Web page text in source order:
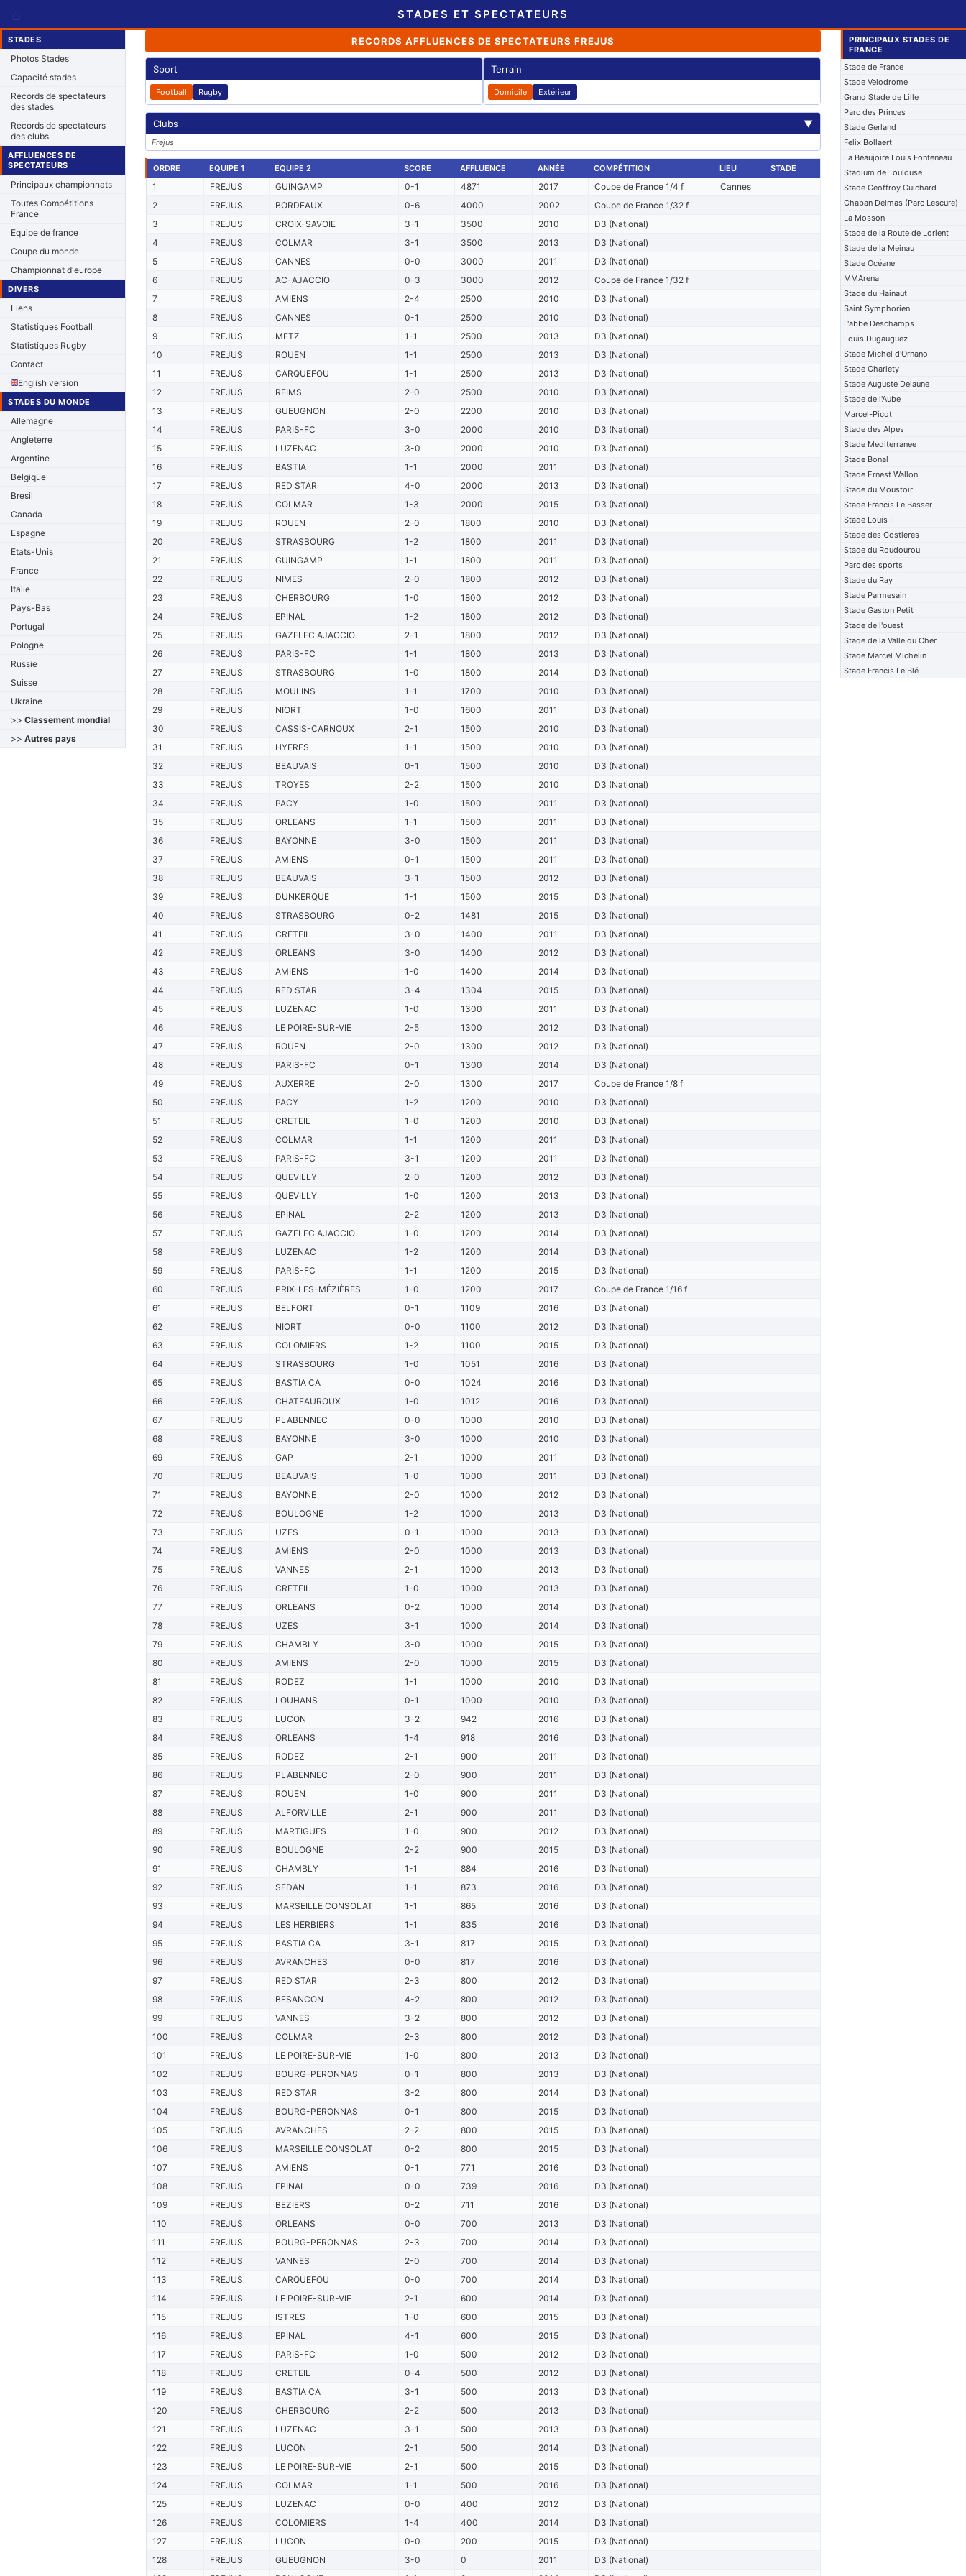
STADES ET SPECTATEURS
STADES
Photos Stades
Capacité stades
Records de spectateurs
des stades
Records de spectateurs
des clubs
AFFLUENCES DE
SPECTATEURS
Principaux championnats
Toutes Compétitions
France
Equipe de france
Coupe du monde
Championnat d'europe
DIVERS
Liens
Statistiques Football
Statistiques Rugby
Contact
English version
STADES DU MONDE
Allemagne
Angleterre
Argentine
Belgique
Bresil
Canada
Espagne
Etats-Unis
France
Italie
Pays-Bas
Portugal
Pologne
Russie
Suisse
Ukraine
>> Classement mondial
>> Autres pays
RECORDS AFFLUENCES DE SPECTATEURS FREJUS
Sport
Football Rugby
Terrain
Domicile Extérieur
Clubs ▼
Frejus
ORDRE EQUIPE 1 EQUIPE 2 SCORE AFFLUENCE ANNÉE COMPÉTITION LIEU STADE
1 FREJUS GUINGAMP 0-1 4871 2017 Coupe de France 1/4 f
Cannes
2
FREJUS BORDEAUX 0-6 4000 2002
Coupe de France 1/32 f
3
FREJUS CROIX-SAVOIE 3-1 3500 2010
D3 (National)
4
FREJUS COLMAR 3-1 3500 2013
D3 (National)
5
FREJUS CANNES 0-0 3000 2011
D3 (National)
6
FREJUS AC-AJACCIO 0-3 3000 2012
Coupe de France 1/32 f
7
FREJUS AMIENS 2-4 2500 2010
D3 (National)
8
FREJUS CANNES 0-1 2500 2010
D3 (National)
9
FREJUS METZ 1-1 2500 2013
D3 (National)
10
FREJUS ROUEN 1-1 2500 2013
D3 (National)
11
FREJUS CARQUEFOU 1-1 2500 2013
D3 (National)
12
FREJUS REIMS 2-0 2500 2010
D3 (National)
13
FREJUS GUEUGNON 2-0 2200 2010
D3 (National)
14
FREJUS PARIS-FC 3-0 2000 2010
D3 (National)
15
FREJUS LUZENAC 3-0 2000 2010
D3 (National)
16
FREJUS BASTIA 1-1 2000 2011
D3 (National)
17
FREJUS RED STAR 4-0 2000 2013
D3 (National)
18
FREJUS COLMAR 1-3 2000 2015
D3 (National)
19
FREJUS ROUEN 2-0 1800 2010
D3 (National)
20
FREJUS STRASBOURG 1-2 1800 2011
D3 (National)
21
FREJUS GUINGAMP 1-1 1800 2011
D3 (National)
22
FREJUS NIMES 2-0 1800 2012
D3 (National)
23
FREJUS CHERBOURG 1-0 1800 2012
D3 (National)
24
FREJUS EPINAL 1-2 1800 2012
D3 (National)
25
FREJUS GAZELEC AJACCIO 2-1 1800 2012
D3 (National)
26
FREJUS PARIS-FC 1-1 1800 2013
D3 (National)
27
FREJUS STRASBOURG 1-0 1800 2014
D3 (National)
28
FREJUS MOULINS 1-1 1700 2010
D3 (National)
29
FREJUS NIORT 1-0 1600 2011
D3 (National)
30
FREJUS CASSIS-CARNOUX 2-1 1500 2010
D3 (National)
31
FREJUS HYERES 1-1 1500 2010
D3 (National)
32
FREJUS BEAUVAIS 0-1 1500 2010
D3 (National)
33
FREJUS TROYES 2-2 1500 2010
D3 (National)
34
FREJUS PACY 1-0 1500 2011
D3 (National)
35
FREJUS ORLEANS 1-1 1500 2011
D3 (National)
36
FREJUS BAYONNE 3-0 1500 2011
D3 (National)
37
FREJUS AMIENS 0-1 1500 2011
D3 (National)
38
FREJUS BEAUVAIS 3-1 1500 2012
D3 (National)
39
FREJUS DUNKERQUE 1-1 1500 2015
D3 (National)
40
FREJUS STRASBOURG 0-2 1481 2015
D3 (National)
41
FREJUS CRETEIL 3-0 1400 2011
D3 (National)
42
FREJUS ORLEANS 3-0 1400 2012
D3 (National)
43
FREJUS AMIENS 1-0 1400 2014
D3 (National)
44
FREJUS RED STAR 3-4 1304 2015
D3 (National)
45
FREJUS LUZENAC 1-0 1300 2011
D3 (National)
46
FREJUS LE POIRE-SUR-VIE 2-5 1300 2012
D3 (National)
47
FREJUS ROUEN 2-0 1300 2012
D3 (National)
48
FREJUS PARIS-FC 0-1 1300 2014
D3 (National)
49
FREJUS AUXERRE 2-0 1300 2017
Coupe de France 1/8 f
50
FREJUS PACY 1-2 1200 2010
D3 (National)
51
FREJUS CRETEIL 1-0 1200 2010
D3 (National)
52
FREJUS COLMAR 1-1 1200 2011
D3 (National)
53
FREJUS PARIS-FC 3-1 1200 2011
D3 (National)
54
FREJUS QUEVILLY 2-0 1200 2012
D3 (National)
55
FREJUS QUEVILLY 1-0 1200 2013
D3 (National)
56
FREJUS EPINAL 2-2 1200 2013
D3 (National)
57
FREJUS GAZELEC AJACCIO 1-0 1200 2014
D3 (National)
58
FREJUS LUZENAC 1-2 1200 2014
D3 (National)
59
FREJUS PARIS-FC 1-1 1200 2015
D3 (National)
60
FREJUS PRIX-LES-MÉZIÈRES 1-0 1200 2017
Coupe de France 1/16 f
61
FREJUS BELFORT 0-1 1109 2016
D3 (National)
62
FREJUS NIORT 0-0 1100 2012
D3 (National)
63
FREJUS COLOMIERS 1-2 1100 2015
D3 (National)
64
FREJUS STRASBOURG 1-0 1051 2016
D3 (National)
65
FREJUS BASTIA CA 0-0 1024 2016
D3 (National)
66
FREJUS CHATEAUROUX 1-0 1012 2016
D3 (National)
67
FREJUS PLABENNEC 0-0 1000 2010
D3 (National)
68
FREJUS BAYONNE 3-0 1000 2010
D3 (National)
69
FREJUS GAP 2-1 1000 2011
D3 (National)
70
FREJUS BEAUVAIS 1-0 1000 2011
D3 (National)
71
FREJUS BAYONNE 2-0 1000 2012
D3 (National)
72
FREJUS BOULOGNE 1-2 1000 2013
D3 (National)
73
FREJUS UZES 0-1 1000 2013
D3 (National)
74
FREJUS AMIENS 2-0 1000 2013
D3 (National)
75
FREJUS VANNES 2-1 1000 2013
D3 (National)
76
FREJUS CRETEIL 1-0 1000 2013
D3 (National)
77
FREJUS ORLEANS 0-2 1000 2014
D3 (National)
78
FREJUS UZES 3-1 1000 2014
D3 (National)
79
FREJUS CHAMBLY 3-0 1000 2015
D3 (National)
80
FREJUS AMIENS 2-0 1000 2015
D3 (National)
81
FREJUS RODEZ 1-1 1000 2010
D3 (National)
82
FREJUS LOUHANS 0-1 1000 2010
D3 (National)
83
FREJUS LUCON 3-2 942 2016
D3 (National)
84
FREJUS ORLEANS 1-4 918 2016
D3 (National)
85
FREJUS RODEZ 2-1 900 2011
D3 (National)
86
FREJUS PLABENNEC 2-0 900 2011
D3 (National)
87
FREJUS ROUEN 1-0 900 2011
D3 (National)
88
FREJUS ALFORVILLE 2-1 900 2011
D3 (National)
89
FREJUS MARTIGUES 1-0 900 2012
D3 (National)
90
FREJUS BOULOGNE 2-2 900 2015
D3 (National)
91
FREJUS CHAMBLY 1-1 884 2016
D3 (National)
92
FREJUS SEDAN 1-1 873 2016
D3 (National)
93
FREJUS MARSEILLE CONSOLAT 1-1 865 2016
D3 (National)
94
FREJUS LES HERBIERS 1-1 835 2016
D3 (National)
95
FREJUS BASTIA CA 3-1 817 2015
D3 (National)
96
FREJUS AVRANCHES 0-0 817 2016
D3 (National)
97
FREJUS RED STAR 2-3 800 2012
D3 (National)
98
FREJUS BESANCON 4-2 800 2012
D3 (National)
99
FREJUS VANNES 3-2 800 2012
D3 (National)
100
FREJUS COLMAR 2-3 800 2012
D3 (National)
101
FREJUS LE POIRE-SUR-VIE 1-0 800 2013
D3 (National)
102
FREJUS BOURG-PERONNAS 0-1 800 2013
D3 (National)
103
FREJUS RED STAR 3-2 800 2014
D3 (National)
104
FREJUS BOURG-PERONNAS 0-1 800 2015
D3 (National)
105
FREJUS AVRANCHES 2-2 800 2015
D3 (National)
106
FREJUS MARSEILLE CONSOLAT 0-2 800 2015
D3 (National)
107
FREJUS AMIENS 0-1 771 2016
D3 (National)
108
FREJUS EPINAL 0-0 739 2016
D3 (National)
109
FREJUS BEZIERS 0-2 711 2016
D3 (National)
110
FREJUS ORLEANS 0-0 700 2013
D3 (National)
111
FREJUS BOURG-PERONNAS 2-3 700 2014
D3 (National)
112
FREJUS VANNES 2-0 700 2014
D3 (National)
113
FREJUS CARQUEFOU 0-0 700 2014
D3 (National)
114
FREJUS LE POIRE-SUR-VIE 2-1 600 2014
D3 (National)
115
FREJUS ISTRES 1-0 600 2015
D3 (National)
116
FREJUS EPINAL 4-1 600 2015
D3 (National)
117
FREJUS PARIS-FC 1-0 500 2012
D3 (National)
118
FREJUS CRETEIL 0-4 500 2012
D3 (National)
119
FREJUS BASTIA CA 3-1 500 2013
D3 (National)
120
FREJUS CHERBOURG 2-2 500 2013
D3 (National)
121
FREJUS LUZENAC 3-1 500 2013
D3 (National)
122
FREJUS LUCON 2-1 500 2014
D3 (National)
123
FREJUS LE POIRE-SUR-VIE 2-1 500 2015
D3 (National)
124
FREJUS COLMAR 1-1 500 2016
D3 (National)
125
FREJUS LUZENAC 0-0 400 2012
D3 (National)
126
FREJUS COLOMIERS 1-4 400 2014
D3 (National)
127
FREJUS LUCON 0-0 200 2015
D3 (National)
128
FREJUS GUEUGNON 3-0 0 2011
D3 (National)
PRINCIPAUX STADES DE
FRANCE
Stade de France
Stade Velodrome
Grand Stade de Lille
Parc des Princes
Stade Gerland
Felix Bollaert
La Beaujoire Louis Fonteneau
Stadium de Toulouse
Stade Geoffroy Guichard
Chaban Delmas (Parc Lescure)
La Mosson
Stade de la Route de Lorient
Stade de la Meinau
Stade Océane
MMArena
Stade du Hainaut
Saint Symphorien
L'abbe Deschamps
Louis Dugauguez
Stade Michel d'Ornano
Stade Charlety
Stade Auguste Delaune
Stade de l'Aube
Marcel-Picot
Stade des Alpes
Stade Mediterranee
Stade Bonal
Stade Ernest Wallon
Stade du Moustoir
Stade Francis Le Basser
Stade Louis II
Stade des Costieres
Stade du Roudourou
Parc des sports
Stade du Ray
Stade Parmesain
Stade Gaston Petit
Stade de l'ouest
Stade de la Valle du Cher
Stade Marcel Michelin
Stade Francis Le Blé